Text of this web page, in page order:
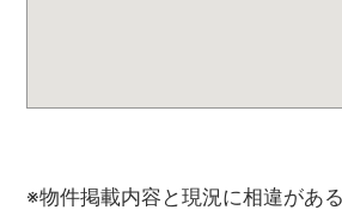
※物件掲載内容と現況に相違があ